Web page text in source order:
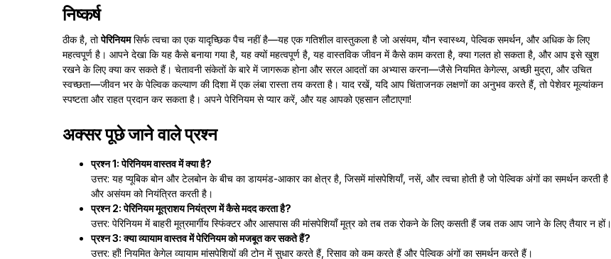
निष्कर्ष
ठीक है, तोपेरिनियमसिर्फ त्वचा का एक यादृच्छिक पैच नहीं है—यह एक गतिशील वास्तुकला है जो असंयम, यौन स्वास्थ्य, पेल्विक समर्थन, और अधिक के लिए
महत्वपूर्ण है। आपने देखा कि यह कैसे बनाया गया है, यह क्यों महत्वपूर्ण है, यह वास्तविक जीवन में कैसे काम करता है, क्या गलत हो सकता है, और आप इसे खुश
रखने के लिए क्या कर सकते हैं। चेतावनी संकेतों के बारे में जागरूक होना और सरल आदतों का अभ्यास करना—जैसे नियमित केगेल्स, अच्छी मुद्रा, और उचित
स्वच्छता—जीवन भर के पेल्विक कल्याण की दिशा में एक लंबा रास्ता तय करता है। याद रखें, यदि आप चिंताजनक लक्षणों का अनुभव करते हैं, तो पेशेवर मूल्यांकन
स्पष्टता और राहत प्रदान कर सकता है। अपने पेरिनियम से प्यार करें, और यह आपको एहसान लौटाएगा!
अक्सर पूछे जाने वाले प्रश्न
प्रश्न 1: पेरिनियम वास्तव में क्या है?
उत्तर: यह प्यूबिक बोन और टेलबोन के बीच का डायमंड-आकार का क्षेत्र है, जिसमें मांसपेशियाँ, नसें, और त्वचा होती है जो पेल्विक अंगों का समर्थन करती है
और असंयम को नियंत्रित करती है।
प्रश्न 2: पेरिनियम मूत्राशय नियंत्रण में कैसे मदद करता है?
उत्तर: पेरिनियम में बाहरी मूत्रमार्गीय स्फिंक्टर और आसपास की मांसपेशियाँ मूत्र को तब तक रोकने के लिए कसती हैं जब तक आप जाने के लिए तैयार न हों।
प्रश्न 3: क्या व्यायाम वास्तव में पेरिनियम को मजबूत कर सकते हैं?
उत्तर: हाँ! नियमित केगेल व्यायाम मांसपेशियों की टोन में सुधार करते हैं, रिसाव को कम करते हैं और पेल्विक अंगों का समर्थन करते हैं।